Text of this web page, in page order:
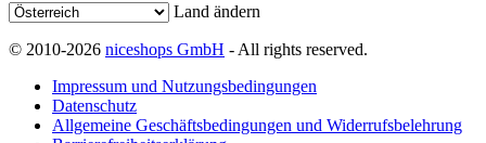
Land ändern
© 2010-2026 niceshops GmbH - All rights reserved.
Impressum und Nutzungsbedingungen
Datenschutz
Allgemeine Geschäftsbedingungen und Widerrufsbelehrung